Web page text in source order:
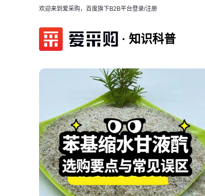
欢迎来到爱采购，百度旗下B2B平台登录/注册
知识科普